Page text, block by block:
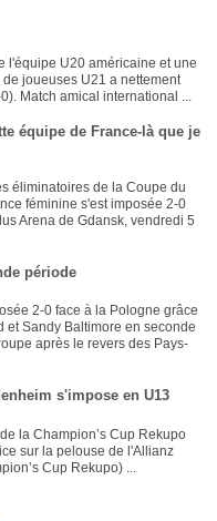
l'équipe U20 américaine et une
joueuses U21 a nettement
Match amical international ...
équipe de France-là que je
éliminatoires de la Coupe du
féminine s'est imposée 2-0
Arena de Gdansk, vendredi 5
période
2-0 face à la Pologne grâce
et Sandy Baltimore en seconde
après le revers des Pays-
s'impose en U13
la Champion’s Cup Rekupo
sur la pelouse de l'Allianz
Cup Rekupo) ...